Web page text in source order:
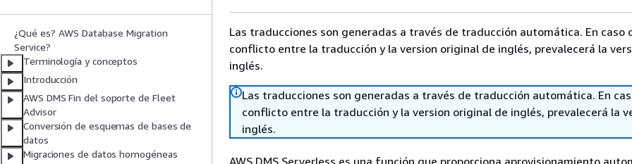
¿Qué es? AWS Database Migration
Service?
Terminología y conceptos
Introducción
AWS DMS Fin del soporte de Fleet
Advisor
Conversión de esquemas de bases de
datos
Migraciones de datos homogéneas
Las traducciones son generadas a través de traducción automática. En caso
conflicto entre la traducción y la version original de inglés, prevalecerá la
inglés.
Las traducciones son generadas a través de traducción automática. En
conflicto entre la traducción y la version original de inglés, prevalecerá la
inglés.
AWS DMS Serverless es una función que proporciona aprovisionamiento